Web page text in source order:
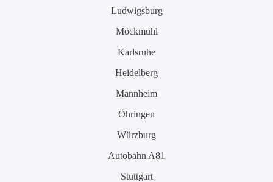
Ludwigsburg
Möckmühl
Karlsruhe
Heidelberg
Mannheim
Öhringen
Würzburg
Autobahn A81
Stuttgart